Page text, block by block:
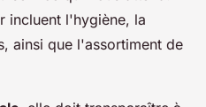
incluent l'hygiène, la
ainsi que l'assortiment de